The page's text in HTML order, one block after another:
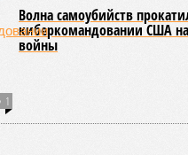
1
Волна самоубийств
киберкомандовании США
войны